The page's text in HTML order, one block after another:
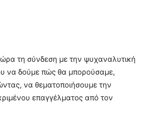
τη σύνδεση με την ψυχαναλυτική
να δούμε πώς θα μπορούσαμε,
να θεματοποιήσουμε την
επαγγέλματος από τον